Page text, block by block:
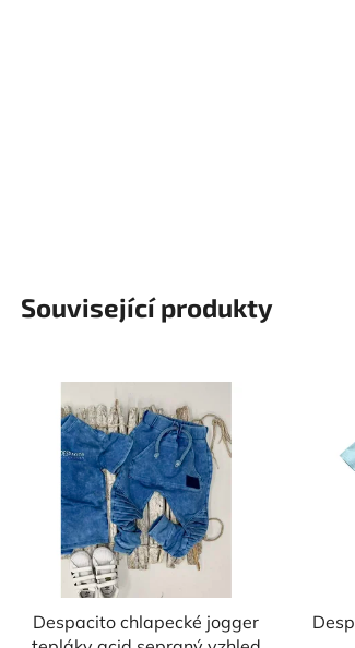
Související produkty
Despacito chlapecké jogger